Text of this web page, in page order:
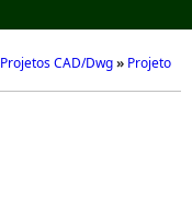
Projetos CAD/Dwg» Projeto